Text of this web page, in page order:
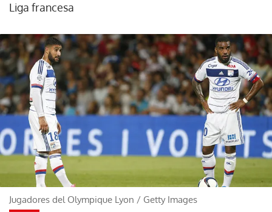
Liga francesa
Jugadores del Olympique Lyon / Getty Images